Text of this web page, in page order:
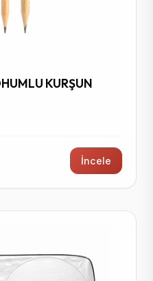
KURŞUN
İncele